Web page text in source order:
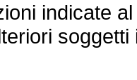
indicate al